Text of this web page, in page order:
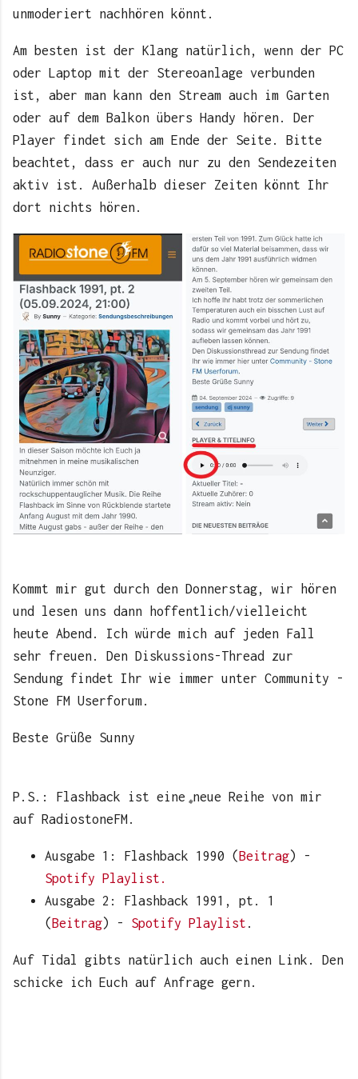
unmoderiert nachhören könnt.
Am besten ist der Klang natürlich, wenn der PC
oder Laptop mit der Stereoanlage verbunden
ist, aber man kann den Stream auch im Garten
oder auf dem Balkon übers Handy hören. Der
Player findet sich am Ende der Seite. Bitte
beachtet, dass er auch nur zu den Sendezeiten
aktiv ist. Außerhalb dieser Zeiten könnt Ihr
dort nichts hören.
Kommt mir gut durch den Donnerstag, wir hören
und lesen uns dann hoffentlich/vielleicht
heute Abend. Ich würde mich auf jeden Fall
sehr freuen. Den Diskussions-Thread zur
Sendung findet Ihr wie immer unter Community -
Stone FM Userforum.
Beste Grüße Sunny
P.S.: Flashback ist eine neue Reihe von mir
auf RadiostoneFM.
Ausgabe 1: Flashback 1990 (Beitrag) -
Spotify Playlist.
Ausgabe 2: Flashback 1991, pt. 1
(Beitrag) - Spotify Playlist
Auf Tidal gibts natürlich auch einen Link. Den
schicke ich Euch auf Anfrage gern.